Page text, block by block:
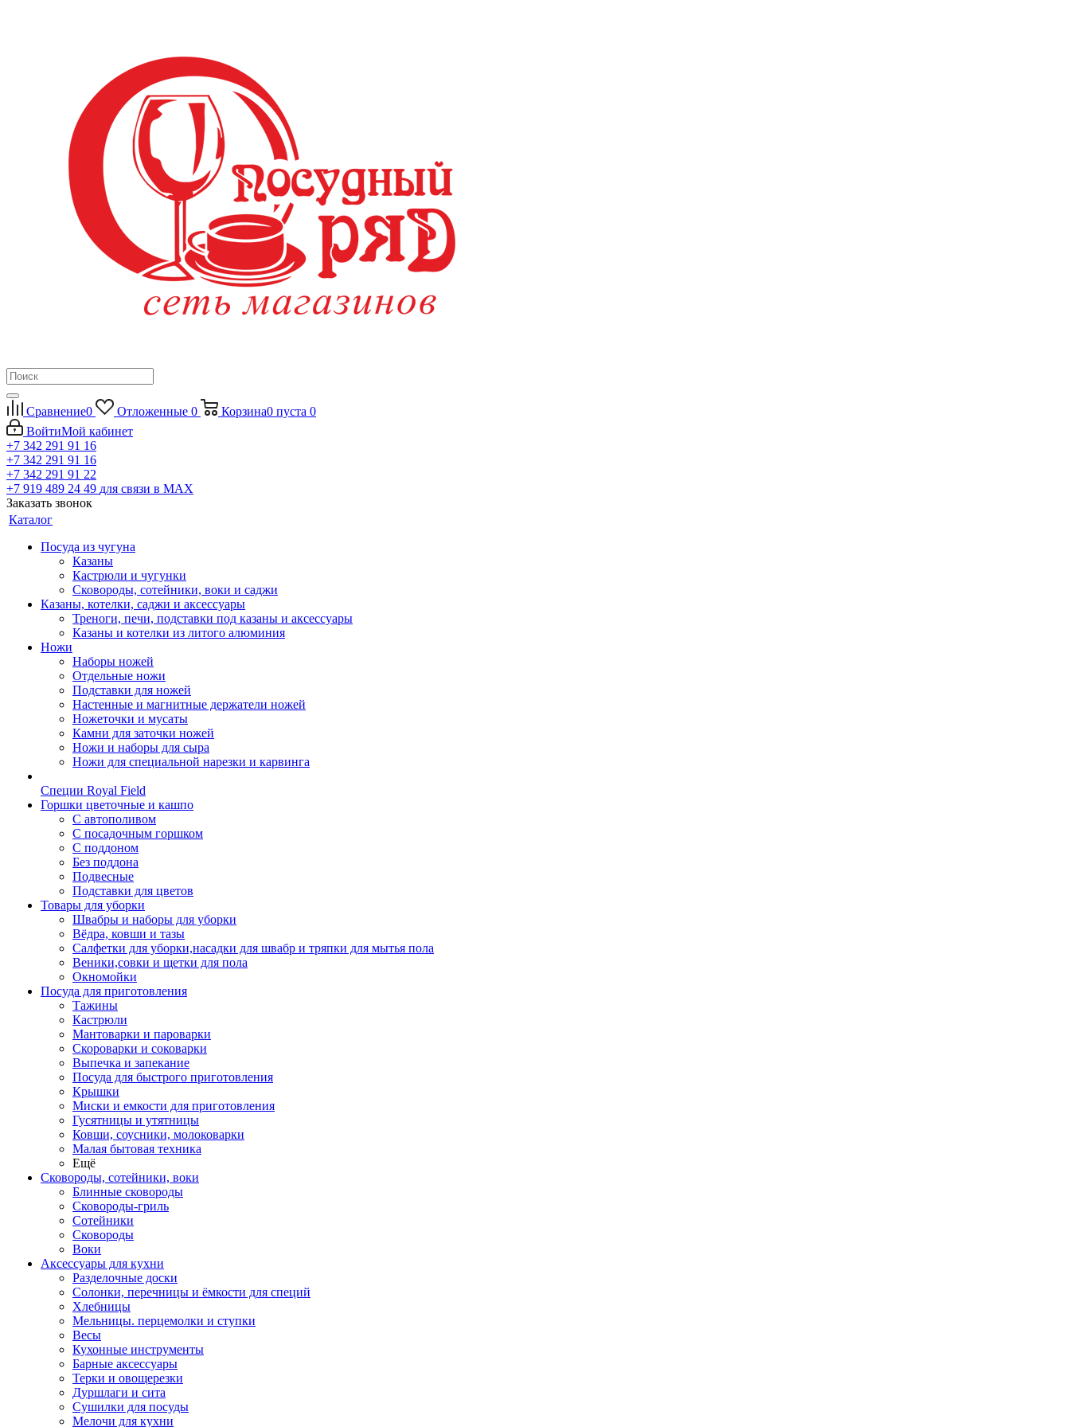
Сравнение0 Отложенные 0 Корзина0 пуста 0
ВойтиМой кабинет
+7 342 291 91 16
+7 342 291 91 16
+7 342 291 91 22
+7 919 489 24 49 для связи в МАХ
Заказать звонок
Каталог
Посуда из чугуна
Казаны
Кастрюли и чугунки
Сковороды, сотейники, воки и саджи
Казаны, котелки, саджи и аксессуары
Треноги, печи, подставки под казаны и аксессуары
Казаны и котелки из литого алюминия
Ножи
Наборы ножей
Отдельные ножи
Подставки для ножей
Настенные и магнитные держатели ножей
Ножеточки и мусаты
Камни для заточки ножей
Ножи и наборы для сыра
Ножи для специальной нарезки и карвинга
Специи Royal Field
Горшки цветочные и кашпо
С автополивом
С посадочным горшком
С поддоном
Без поддона
Подвесные
Подставки для цветов
Товары для уборки
Швабры и наборы для уборки
Вёдра, ковши и тазы
Салфетки для уборки,насадки для швабр и тряпки для мытья пола
Веники,совки и щетки для пола
Окномойки
Посуда для приготовления
Тажины
Кастрюли
Мантоварки и пароварки
Скороварки и соковарки
Выпечка и запекание
Посуда для быстрого приготовления
Крышки
Миски и емкости для приготовления
Гусятницы и утятницы
Ковши, соусники, молоковарки
Малая бытовая техника
Ещё
Сковороды, сотейники, воки
Блинные сковороды
Сковороды-гриль
Сотейники
Сковороды
Воки
Аксессуары для кухни
Разделочные доски
Солонки, перечницы и ёмкости для специй
Хлебницы
Мельницы. перцемолки и ступки
Весы
Кухонные инструменты
Барные аксессуары
Терки и овощерезки
Дуршлаги и сита
Сушилки для посуды
Мелочи для кухни